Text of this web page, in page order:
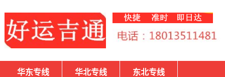
华东专线 华北专线 东北专线